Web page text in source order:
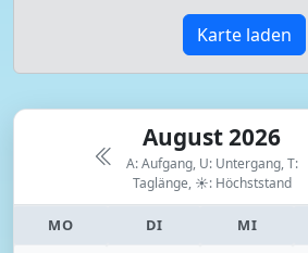
Karte laden
August 2026
A: Aufgang, U: Untergang, T:
Taglänge, ☀: Höchststand
MO DI MI